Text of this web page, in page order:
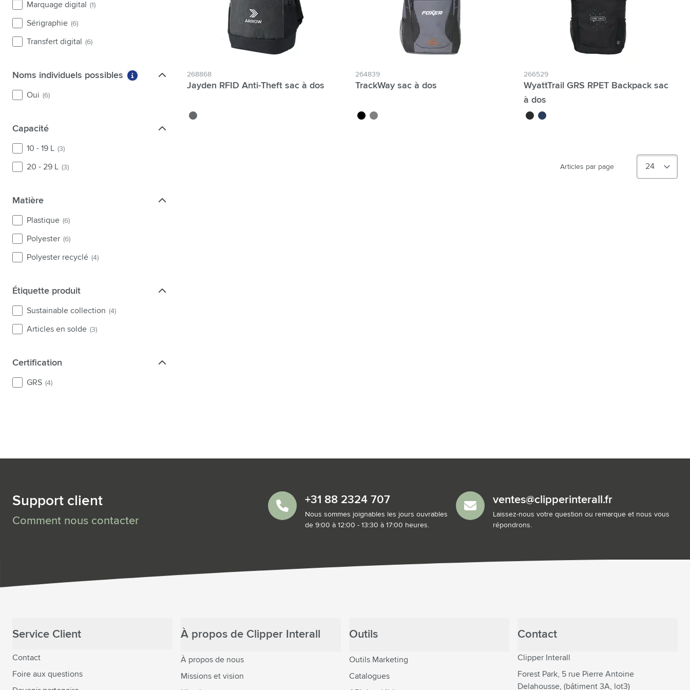
Marquage digital (1)
Sérigraphie (6)
Transfert digital (6)
Noms individuels possibles
Noms individuels possibles
Plus d'informations sur le filtre Noms individuels possibles :
Oui (6)
Capacité
Capacité
10 - 19 L (3)
20 - 29 L (3)
Matière
Matière
Plastique (6)
Polyester (6)
Polyester recyclé (4)
Étiquette produit
Étiquette produit
Sustainable collection (4)
Articles en solde (3)
Certification
Certification
GRS (4)
268868
Jayden RFID Anti-Theft sac à dos
gris foncé
264839
TrackWay sac à dos
noir gris
266529
WyattTrail GRS RPET Backpack sac
à dos
noir bleu marine
Articles par page
Support client
Comment nous contacter
+31 88 2324 707
Nous sommes joignables les jours ouvrables
de 9:00 à 12:00 - 13:30 à 17:00 heures.
ventes@clipperinterall.fr
Laissez-nous votre question ou remarque et nous vous
répondrons.
Service Client
Contact
Foire aux questions
À propos de Clipper Interall
À propos de nous
Missions et vision
Outils
Outils Marketing
Catalogues
Contact
Clipper Interall
Forest Park, 5 rue Pierre Antoine
Delahousse, (bâtiment 3A, lot3)